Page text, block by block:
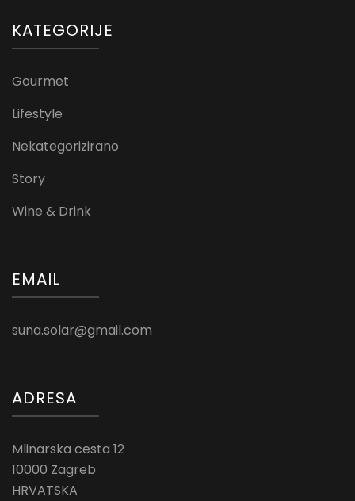
KATEGORIJE
Gourmet
Lifestyle
Nekategorizirano
Story
Wine & Drink
EMAIL
suna.solar@gmail.com
ADRESA
Mlinarska cesta 12
10000 Zagreb
HRVATSKA